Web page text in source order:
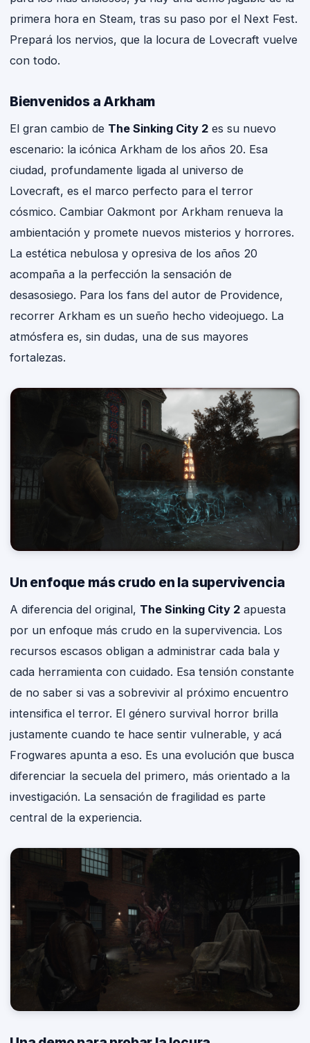
primera hora en Steam, tras su paso por el Next Fest.
Prepará los nervios, que la locura de Lovecraft vuelve
con todo.
Bienvenidos a Arkham
El gran cambio de The Sinking City 2 es su nuevo
escenario: la icónica Arkham de los años 20. Esa
ciudad, profundamente ligada al universo de
Lovecraft, es el marco perfecto para el terror
cósmico. Cambiar Oakmont por Arkham renueva la
ambientación y promete nuevos misterios y horrores.
La estética nebulosa y opresiva de los años 20
acompaña a la perfección la sensación de
desasosiego. Para los fans del autor de Providence,
recorrer Arkham es un sueño hecho videojuego. La
atmósfera es, sin dudas, una de sus mayores
fortalezas.
Un enfoque más crudo en la supervivencia
A diferencia del original, The Sinking City 2 apuesta
por un enfoque más crudo en la supervivencia. Los
recursos escasos obligan a administrar cada bala y
cada herramienta con cuidado. Esa tensión constante
de no saber si vas a sobrevivir al próximo encuentro
intensifica el terror. El género survival horror brilla
justamente cuando te hace sentir vulnerable, y acá
Frogwares apunta a eso. Es una evolución que busca
diferenciar la secuela del primero, más orientado a la
investigación. La sensación de fragilidad es parte
central de la experiencia.